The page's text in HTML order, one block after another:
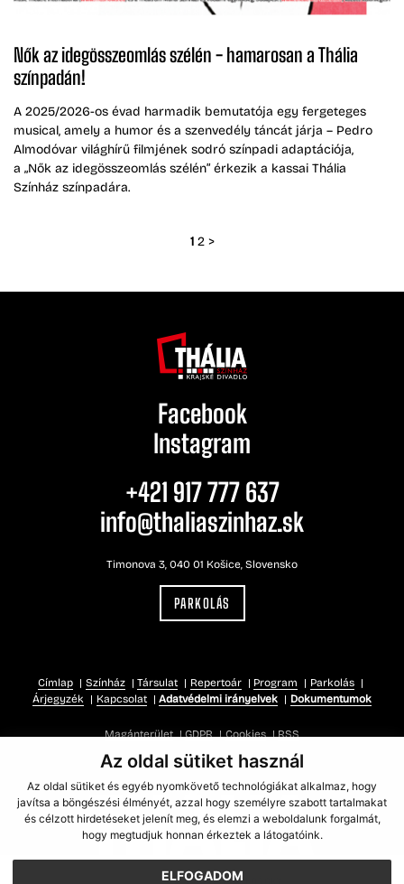
Az oldal sütiket használ
Az oldal sütiket és egyéb nyomkövető technológiákat alkalmaz, hogy
javítsa a böngészési élményét, azzal hogy személyre szabott tartalmakat
és célzott hirdetéseket jelenít meg, és elemzi a weboldalunk forgalmát,
hogy megtudjuk honnan érkeztek a látogatóink.
ELFOGADOM
Nők az idegösszeomlás szélén - hamarosan a Thália
színpadán!
A 2025/2026-os évad harmadik bemutatója egy fergeteges
musical, amely a humor és a szenvedély táncát járja – Pedro
Almodóvar világhírű filmjének sodró színpadi adaptációja,
a „Nők az idegösszeomlás szélén” érkezik a kassai Thália
Színház színpadára.
1 2 >
Facebook
Instagram
+421 917 777 637
info@thaliaszinhaz.sk
Timonova 3, 040 01 Košice, Slovensko
PARKOLÁS
Címlap Színház Társulat Repertoár Program
Parkolás
Árjegyzék
Kapcsolat Adatvédelmi irányelvek Dokumentumok
Magánterület GDPR Cookies RSS